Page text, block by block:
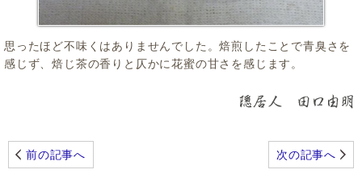
思ったほど不味くはありませんでした。焙煎したことで青臭さを
感じず、焙じ茶の香りと仄かに花蜜の甘さを感じます。
前の記事へ 次の記事へ